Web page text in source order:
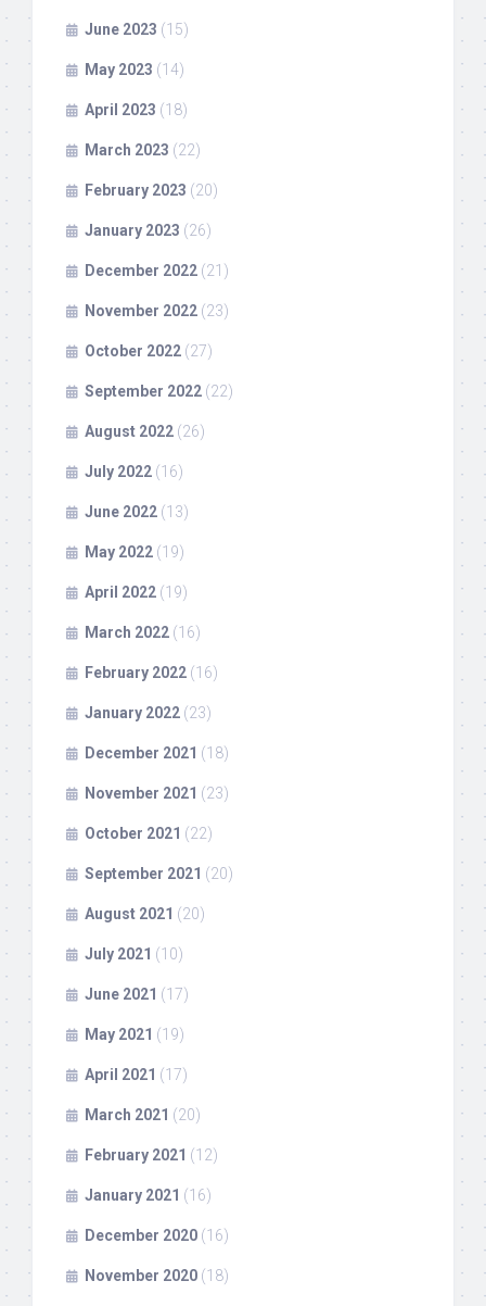
June 2023 (15)
May 2023 (14)
April 2023 (18)
March 2023 (22)
February 2023 (20)
January 2023 (26)
December 2022 (21)
November 2022 (23)
October 2022 (27)
September 2022 (22)
August 2022 (26)
July 2022 (16)
June 2022 (13)
May 2022 (19)
April 2022 (19)
March 2022 (16)
February 2022 (16)
January 2022 (23)
December 2021 (18)
November 2021 (23)
October 2021 (22)
September 2021 (20)
August 2021 (20)
July 2021 (10)
June 2021 (17)
May 2021 (19)
April 2021 (17)
March 2021 (20)
February 2021 (12)
January 2021 (16)
December 2020 (16)
November 2020 (18)